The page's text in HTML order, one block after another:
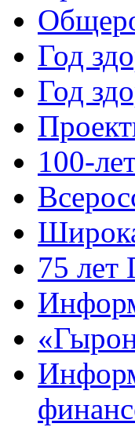
Год
Год
100-
75 лет